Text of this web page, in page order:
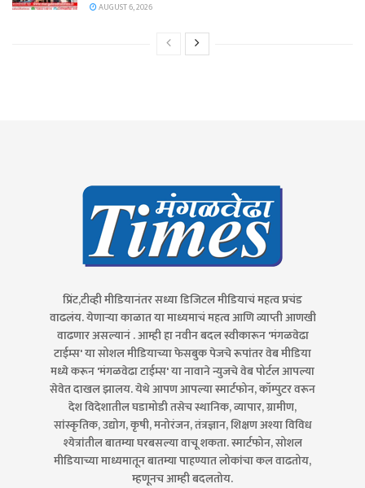
AUGUST 6, 2026
प्रिंट,टीव्ही मीडियानंतर सध्या डिजिटल मीडियाचं महत्व प्रचंड
वाढलंय. येणाऱ्या काळात या माध्यमाचं महत्व आणि व्याप्ती आणखी
वाढणार असल्यानं . आम्ही हा नवीन बदल स्वीकारून 'मंगळवेढा
टाईम्स' या सोशल मीडियाच्या फेसबुक पेजचे रूपांतर वेब मीडिया
मध्ये करून 'मंगळवेढा टाईम्स' या नावाने न्युजचे वेब पोर्टल आपल्या
सेवेत दाखल झालय. येथे आपण आपल्या स्मार्टफोन, कॉम्पुटर वरून
देश विदेशातील घडामोडी तसेच स्थानिक, व्यापार, ग्रामीण,
सांस्कृतिक, उद्योग, कृषी, मनोरंजन, तंत्रज्ञान, शिक्षण अश्या विविध
श्येत्रांतील बातम्या घरबसल्या वाचू शकता. स्मार्टफोन, सोशल
मीडियाच्या माध्यमातून बातम्या पाहण्यात लोकांचा कल वाढतोय,
म्हणूनच आम्ही बदलतोय.